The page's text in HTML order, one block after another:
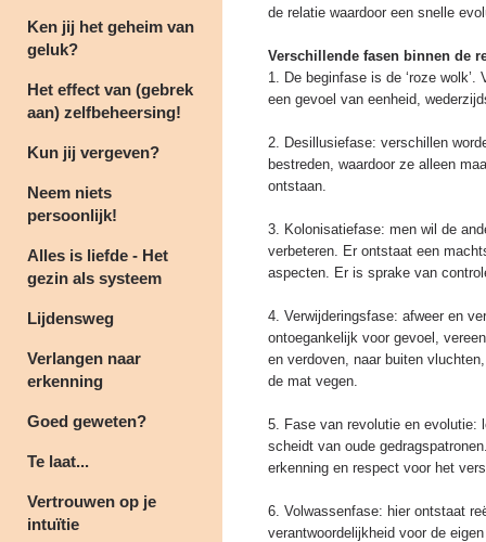
Ken jij het geheim van
geluk?
Het effect van (gebrek
aan) zelfbeheersing!
Kun jij vergeven?
Neem niets
persoonlijk!
Alles is liefde - Het
gezin als systeem
Lijdensweg
Verlangen naar
erkenning
Goed geweten?
Te laat...
Vertrouwen op je
intuïtie
de relatie waardoor een snelle
Verschillende fasen binnen de
1. De beginfase is de ‘roze
een gevoel van eenheid,
2. Desillusiefase: verschillen
bestreden, waardoor ze alleen
ontstaan.
3. Kolonisatiefase: men wil de
verbeteren. Er ontstaat een
aspecten. Er is sprake van
4. Verwijderingsfase: afweer en
ontoegankelijk voor gevoel,
en verdoven, naar buiten
de mat vegen.
5. Fase van revolutie en evolutie:
scheidt van oude
erkenning en respect voor het
6. Volwassenfase: hier ontstaat
verantwoordelijkheid voor de